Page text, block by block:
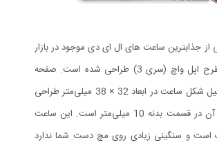
جذابترین ساعت های ال ای دی موجود در بازار
است که دقیقا طرح اپل واچ (سری 3) طراحی شده است. صفحه
نمایشی و مستطیل شکل ساعت در ابعاد 32 × 38 میلی‌متر طراحی
شده و ضخامت آن در قسمت بدنه 10 میلی‌متر است. این ساعت
است و سنگینی زیادی روی مچ دست شما ندارد